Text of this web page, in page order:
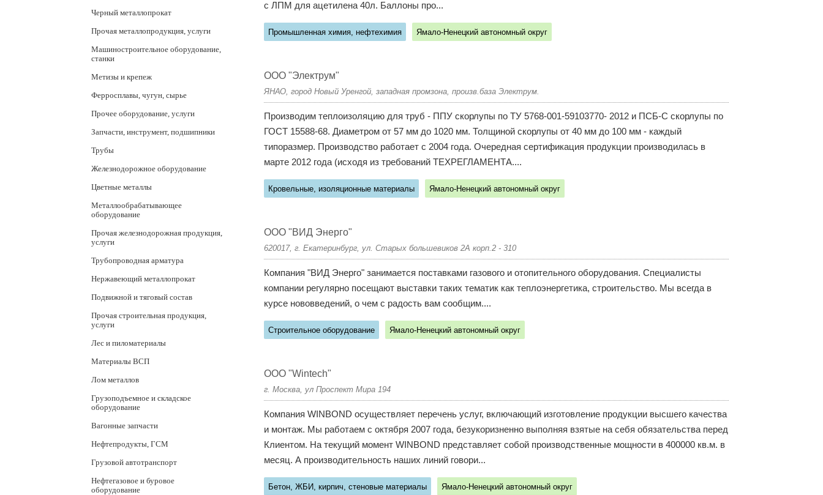
Черный металлопрокат
Прочая металлопродукция, услуги
Машиностроительное оборудование,
станки
Метизы и крепеж
Ферросплавы, чугун, сырье
Прочее оборудование, услуги
Запчасти, инструмент, подшипники
Трубы
Железнодорожное оборудование
Цветные металлы
Металлообрабатывающее
оборудование
Прочая железнодорожная продукция,
услуги
Трубопроводная арматура
Нержавеющий металлопрокат
Подвижной и тяговый состав
Прочая строительная продукция,
услуги
Лес и пиломатериалы
Материалы ВСП
Лом металлов
Грузоподъемное и складское
оборудование
Вагонные запчасти
Нефтепродукты, ГСМ
Грузовой автотранспорт
Нефтегазовое и буровое
оборудование
с ЛПМ для ацетилена 40л. Баллоны про...
Промышленная химия, нефтехимия Ямало-Ненецкий автономный округ
ООО "Электрум"
ЯНАО, город Новый Уренгой, западная промзона, произв.база Электрум.
Производим теплоизоляцию для труб - ППУ скорлупы по ТУ 5768-001-59103770- 2012 и ПСБ-С скорлупы по
ГОСТ 15588-68. Диаметром от 57 мм до 1020 мм. Толщиной скорлупы от 40 мм до 100 мм - каждый
типоразмер. Производство работает с 2004 года. Очередная сертификация продукции производилась в
марте 2012 года (исходя из требований ТЕХРЕГЛАМЕНТА....
Кровельные, изоляционные материалы Ямало-Ненецкий автономный округ
ООО "ВИД Энерго"
620017, г. Екатеринбург, ул. Старых большевиков 2А корп.2 - 310
Компания "ВИД Энерго" занимается поставками газового и отопительного оборудования. Специалисты
компании регулярно посещают выставки таких тематик как теплоэнергетика, строительство. Мы всегда в
курсе нововведений, о чем с радость вам сообщим....
Строительное оборудование Ямало-Ненецкий автономный округ
OOO "Wintech"
г. Москва, ул Проспект Мира 194
Компания WINBOND осуществляет перечень услуг, включающий изготовление продукции высшего качества
и монтаж. Мы работаем с октября 2007 года, безукоризненно выполняя взятые на себя обязательства перед
Клиентом. На текущий момент WINBOND представляет собой производственные мощности в 400000 кв.м. в
месяц. А производительность наших линий говори...
Бетон, ЖБИ, кирпич, стеновые материалы Ямало-Ненецкий автономный округ